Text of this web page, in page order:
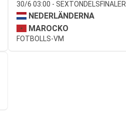
30/6 03:00 - SEXTONDELSFINALER
NEDERLÄNDERNA
MAROCKO
FOTBOLLS-VM